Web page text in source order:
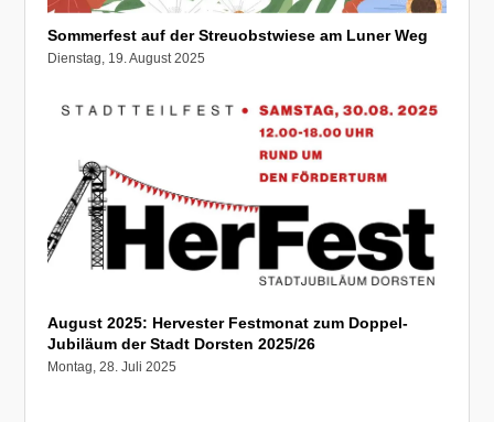
Sommerfest auf der Streuobstwiese am Luner Weg
Dienstag, 19. August 2025
August 2025: Hervester Festmonat zum Doppel-
Jubiläum der Stadt Dorsten 2025/26
Montag, 28. Juli 2025